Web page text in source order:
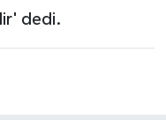
dedi.